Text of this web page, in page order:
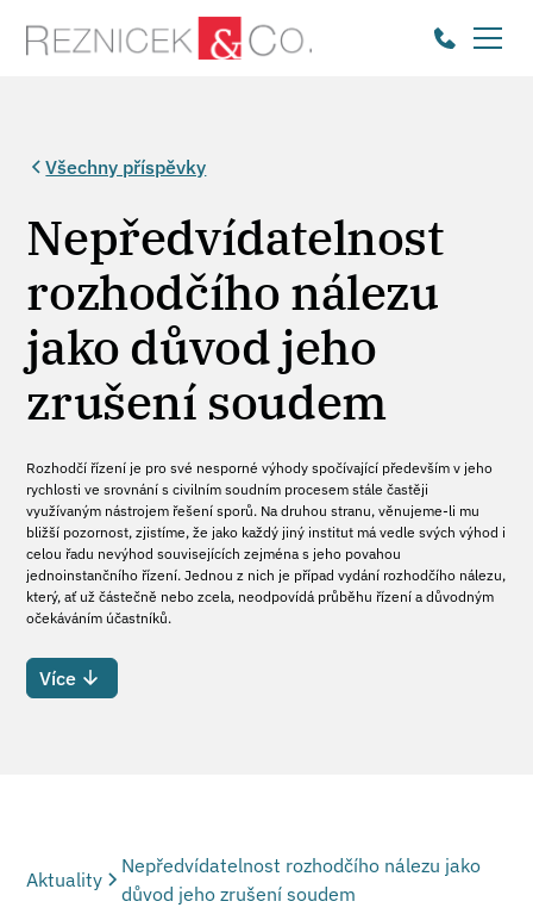
Všechny příspěvky
Nepředvídatelnost
rozhodčího nálezu
jako důvod jeho
zrušení soudem
Rozhodčí řízení je pro své nesporné výhody spočívající především v jeho
rychlosti ve srovnání s civilním soudním procesem stále častěji
využívaným nástrojem řešení sporů. Na druhou stranu, věnujeme-li mu
bližší pozornost, zjistíme, že jako každý jiný institut má vedle svých výhod i
celou řadu nevýhod souvisejících zejména s jeho povahou
jednoinstančního řízení. Jednou z nich je případ vydání rozhodčího nálezu,
který, ať už částečně nebo zcela, neodpovídá průběhu řízení a důvodným
očekáváním účastníků.
Více
Aktuality
Nepředvídatelnost rozhodčího nálezu jako
důvod jeho zrušení soudem